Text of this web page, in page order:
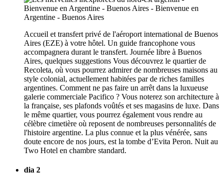
Accueil et transfert privé de l'aéroport international de Buenos
Aires (EZE) à votre hôtel. Un guide francophone vous
accompagnera durant le transfert. Journée libre à Buenos
Aires, quelques suggestions Vous découvrez le quartier de
Recoleta, où vous pourrez admirer de nombreuses maisons au
style colonial, actuellement habitées par de riches familles
argentines. Comment ne pas faire un arrêt dans la luxueuse
galerie commerciale Pacifico ? Vous noterez son architecture à
la française, ses plafonds voûtés et ses magasins de luxe. Dans
le même quartier, vous pourrez également vous rendre au
célèbre cimetière où reposent de nombreuses personnalités de
l'histoire argentine. La plus connue et la plus vénérée, sans
doute encore de nos jours, est la tombe d’Evita Peron. Nuit au
Two Hotel en chambre standard.
dia 2